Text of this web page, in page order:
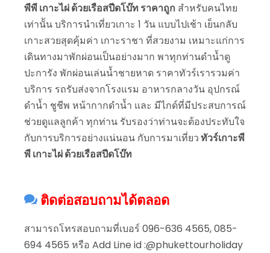
พีพี เกาะไผ่ ด้วยเรือสปีดโบ๊ท ราคาถูก สำหรับคนไทย
เท่านััน บริการนำเที่ยวเกาะ 1 วัน แบบไปเช้า เย็นกลับ
เกาะสวยสุดคุ้มค่า เกาะราชา ที่สวยงาม เหมาะแก่การ
เดินทางมาพักผ่อนเป็นอย่างมาก พาทุกท่านดำน้ำดู
ปะการัง พักผ่อนเล่นน้ำชายหาด ราคาทัวร์เรารวมค่า
บริการ รถรับส่งจากโรงแรม อาหารกลางวัน อุปกรณ์
ดำน้ำ ชูชีพ หน้ากากดำน้ำ และ มีไกด์ที่มีประสบการณ์
ช่วยดูแลลูกค้า ทุกท่าน รับรองว่าท่านจะต้องประทับใจ
กับการบริการอย่างแน่นอน กับการมาเที่ยวทัวร์เกาะพี
พี เกาะไผ่ ด้วยเรือสปีดโบ๊ท
ติดต่อสอบถามได้ตลอด
สามารถโทรสอบถามที่เบอร์ 096-636 4565, 085-
694 4565 หรือ Add Line id :@phukettourholiday